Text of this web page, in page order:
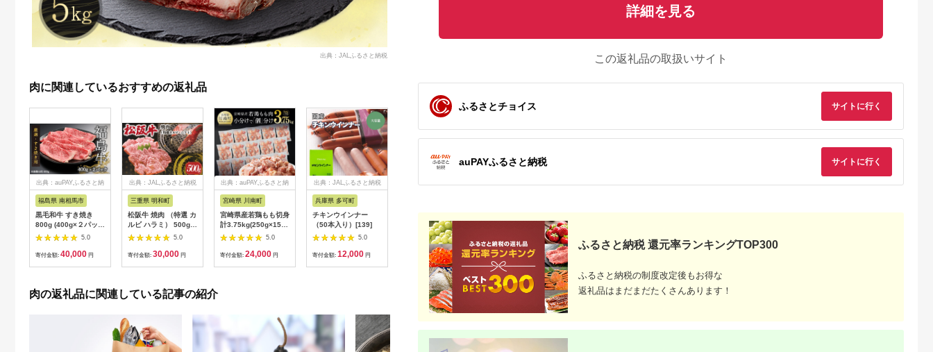
出典：JALふるさと納税
肉に関連しているおすすめの返礼品
出典：auPAYふるさと納
福島県 南相馬市
黒毛和牛 すき焼き
800g (400g×２パッ
ク) 福島牛 | 国産 肉
和牛 牛肉 霜降り 赤身
お肉 ギフト お取り寄
5.0
寄付金額: 40,000 円
出典：JALふるさと納税
三重県 明和町
松阪牛 焼肉 （特選 カ
ルビ ハラミ） 500g
肉 牛 牛肉 和牛 ブラ
ンド牛 高級 国産 霜降
り 冷凍 ふるさと 人気
5.0
寄付金額: 30,000 円
出典：auPAYふるさと納
宮崎県 川南町
宮崎県産若鶏もも切身
計3.75kg(250g×15
袋) 肉 鶏 鶏肉 カット
5.0
寄付金額: 24,000 円
出典：JALふるさと納税
兵庫県 多可町
チキンウインナー
（50本入り）[139]
5.0
寄付金額: 12,000 円
＜定期便・全5回(隔
月)＞鹿児島県産黒豚3
部位食べ比べ(総量
7.5kg)黒豚ロース・黒
豚肩ロース・黒豚バラ
肉3部位詰め合わせ
【スターゼン】
akn042-27
5.0
寄付金額:67,000 円
りくべつ鹿 ジンギス
500g×3パック 1500g
1.5kg エゾシカ肉 エ
ゾ鹿 エゾシカ 蝦夷鹿
ブルーベリー 十勝産
ワイン 特製ダレ ジュ
ーシー 本格的 お取り
寄せ BBQ 陸別町 お
5.0
寄付金額:12,000円
【復興支援】A4・A5
5.0
※冷蔵配送/地域限定
食べ比べセット (ロー
[AZCI022]
ながさきふわとろハン
ぐ 肉 牛肉 豚肉 おか
一志ピックファーム
肉の返礼品に関連している記事の紹介
詳細を見る
この返礼品の取扱いサイト
ふるさとチョイス サイトに行く
auPAYふるさと納税 サイトに行く
ふるさと納税 還元率ランキングTOP300
ふるさと納税の制度改定後もお得な
返礼品はまだまだたくさんあります！